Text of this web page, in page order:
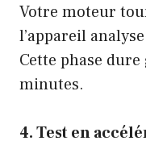
Votre moteur
l’appareil
Cette phase
minutes.
4. Test en